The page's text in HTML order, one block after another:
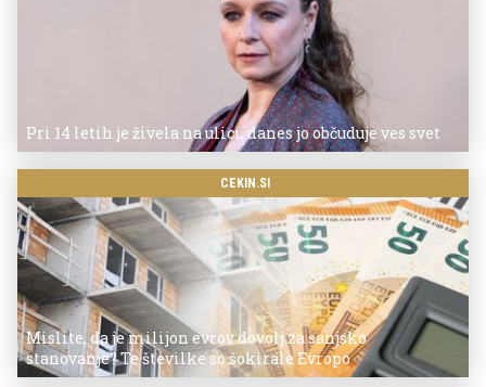
Pri 14 letih je živela na ulici, danes jo občuduje ves svet
CEKIN.SI
Mislite, da je milijon evrov dovolj za sanjsko
stanovanje? Te številke so šokirale Evropo